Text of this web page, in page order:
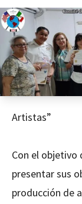
Artistas”
Con el objetivo
presentar sus
producción de